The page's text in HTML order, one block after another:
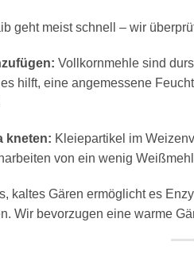
geht meist schnell – wir
Vollkornmehle sind
hilft, eine angemessene
kneten: Kleiepartikel im
von ein wenig
kaltes Gären ermöglicht es
Wir bevorzugen eine warme